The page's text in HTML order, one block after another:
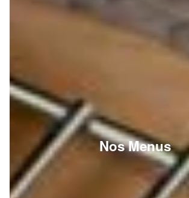
Nos Menus